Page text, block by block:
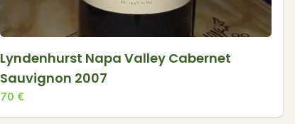
Lyndenhurst Napa Valley Cabernet
Sauvignon 2007
70 €